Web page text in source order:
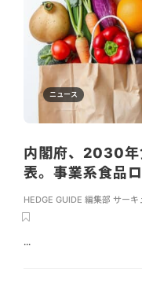
ニュース
内閣府、2030年
表。事業系食品
HEDGE GUIDE 編集部 サー
...